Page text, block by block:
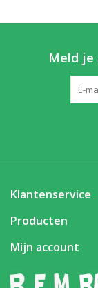
Meld je
Klantenservice
Producten
Mijn account